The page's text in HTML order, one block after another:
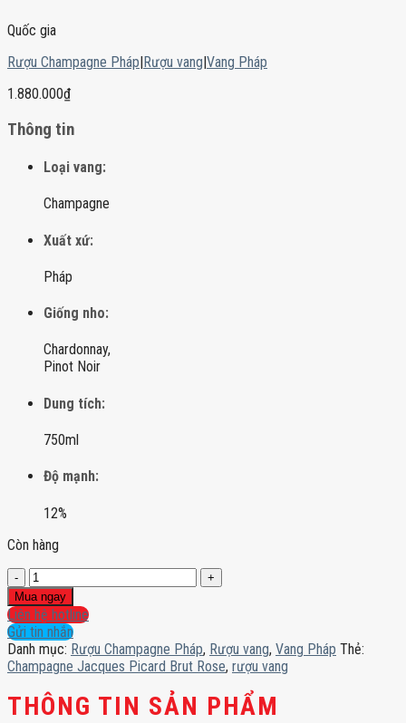
Quốc gia
Rượu Champagne Pháp|Rượu vang|Vang Pháp
1.880.000₫
Thông tin
Loại vang:
Champagne
Xuất xứ:
Pháp
Giống nho:
Chardonnay,
Pinot Noir
Dung tích:
750ml
Độ mạnh:
12%
Còn hàng
Champagne
Jacques
Picard
Brut
Rose
số
lượng
Mua ngay
Liên hệ hotline
Gửi tin nhắn
Danh mục: Rượu Champagne Pháp, Rượu vang, Vang Pháp Thẻ:
Champagne Jacques Picard Brut Rose, rượu vang
THÔNG TIN SẢN PHẨM